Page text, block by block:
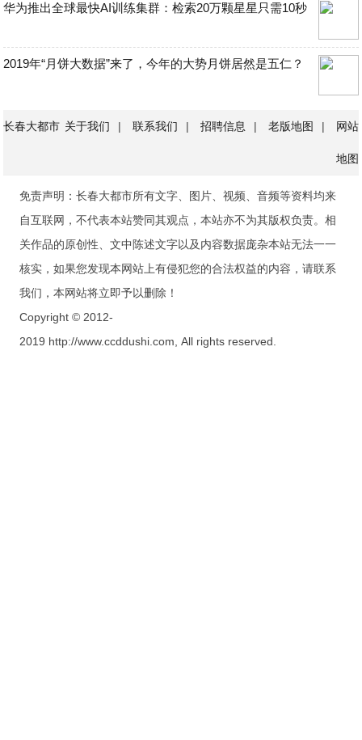
华为推出全球最快AI训练集群：检索20万颗星星只需10秒
2019年“月饼大数据”来了，今年的大势月饼居然是五仁？
长春大都市 关于我们 | 联系我们 | 招聘信息 | 老版地图 | 网站
地图
免责声明：长春大都市所有文字、图片、视频、音频等资料均来
自互联网，不代表本站赞同其观点，本站亦不为其版权负责。相
关作品的原创性、文中陈述文字以及内容数据庞杂本站无法一一
核实，如果您发现本网站上有侵犯您的合法权益的内容，请联系
我们，本网站将立即予以删除！
Copyright © 2012-
2019 http://www.ccddushi.com, All rights reserved.